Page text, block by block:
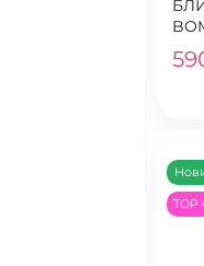
TOP